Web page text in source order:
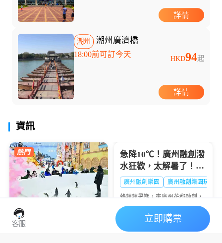
詳情
潮州 潮州廣濟橋
18:00前可訂今天 HKD94起
詳情
資訊
廣州熱雪奇跡2026暑期
假期，讓你的暑假不再千...
急降10℃！廣州融創潑
水狂歡，太解暑了！🔥
大暑熱到融化？
廣州融創樂園 廣州融創樂園玩水
熱辣辣暑期，來廣州花都融創，
西遊天團潑水降溫💦清涼設備暢
玩+沈浸好戲登場🎭夏日快樂，
一鍵打包👇
客服
立即購票